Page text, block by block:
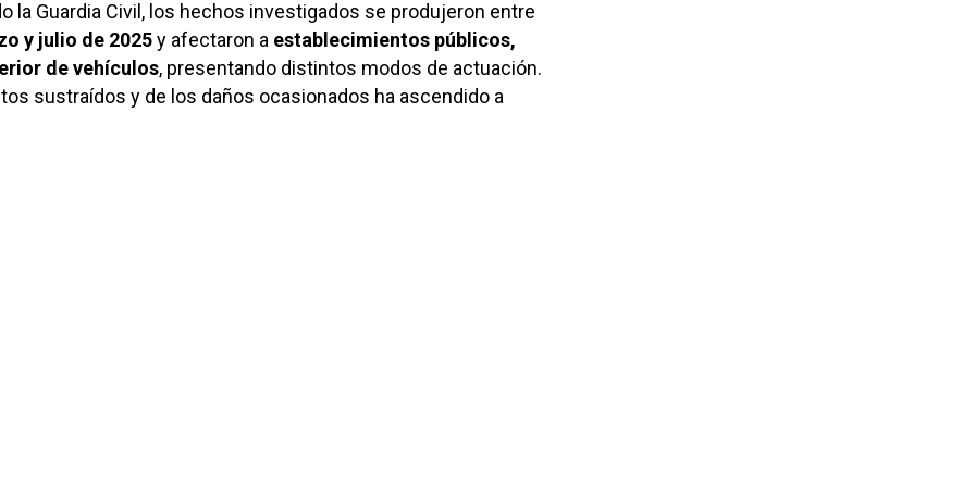
la Guardia Civil, los hechos investigados se produjeron entre
y julio de 2025y afectaron a establecimientos públicos,
de vehículos, presentando distintos modos de actuación.
sustraídos y de los daños ocasionados ha ascendido a